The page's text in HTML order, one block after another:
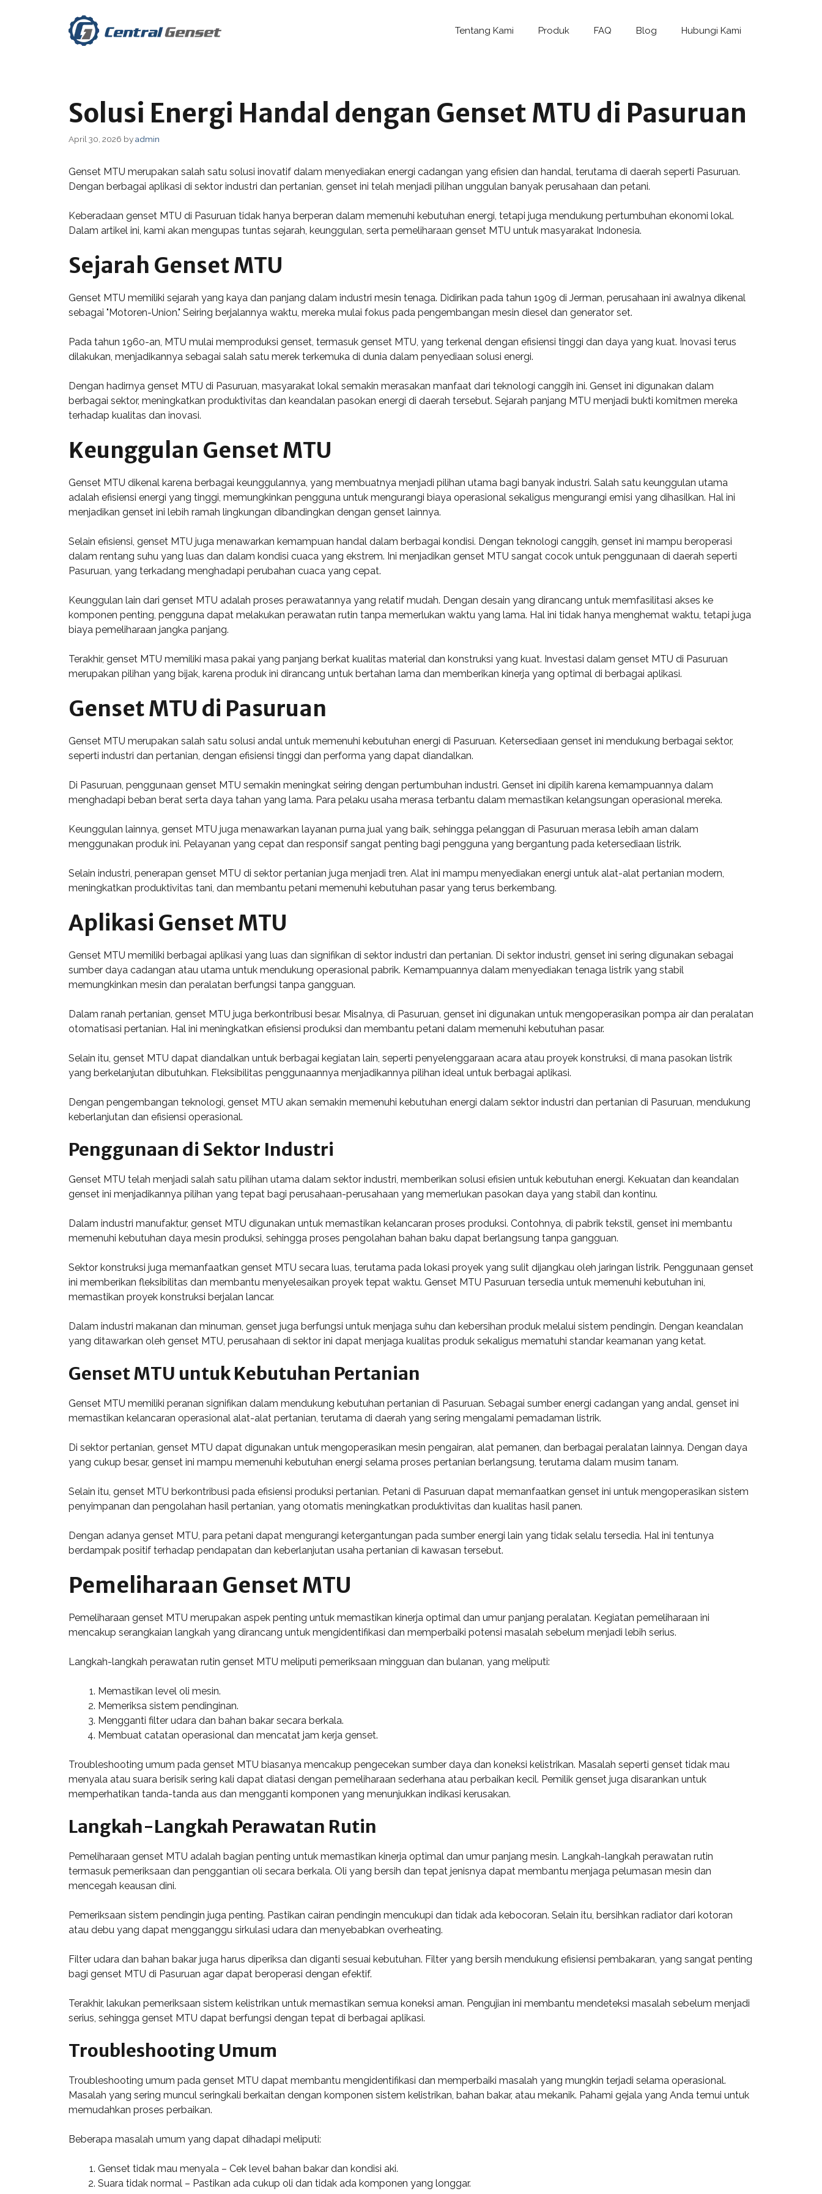
Tentang Kami Produk FAQ Blog Hubungi Kami
Solusi Energi Handal dengan Genset MTU di Pasuruan
April 30, 2026 byadmin
Genset MTU merupakan salah satu solusi inovatif dalam menyediakan energi cadangan yang efisien dan handal, terutama di daerah seperti Pasuruan.
Dengan berbagai aplikasi di sektor industri dan pertanian, genset ini telah menjadi pilihan unggulan banyak perusahaan dan petani.
Keberadaan genset MTU di Pasuruan tidak hanya berperan dalam memenuhi kebutuhan energi, tetapi juga mendukung pertumbuhan ekonomi lokal.
Dalam artikel ini, kami akan mengupas tuntas sejarah, keunggulan, serta pemeliharaan genset MTU untuk masyarakat Indonesia.
Sejarah Genset MTU
Genset MTU memiliki sejarah yang kaya dan panjang dalam industri mesin tenaga. Didirikan pada tahun 1909 di Jerman, perusahaan ini awalnya dikenal
sebagai "Motoren-Union." Seiring berjalannya waktu, mereka mulai fokus pada pengembangan mesin diesel dan generator set.
Pada tahun 1960-an, MTU mulai memproduksi genset, termasuk genset MTU, yang terkenal dengan efisiensi tinggi dan daya yang kuat. Inovasi terus
dilakukan, menjadikannya sebagai salah satu merek terkemuka di dunia dalam penyediaan solusi energi.
Dengan hadirnya genset MTU di Pasuruan, masyarakat lokal semakin merasakan manfaat dari teknologi canggih ini. Genset ini digunakan dalam
berbagai sektor, meningkatkan produktivitas dan keandalan pasokan energi di daerah tersebut. Sejarah panjang MTU menjadi bukti komitmen mereka
terhadap kualitas dan inovasi.
Keunggulan Genset MTU
Genset MTU dikenal karena berbagai keunggulannya, yang membuatnya menjadi pilihan utama bagi banyak industri. Salah satu keunggulan utama
adalah efisiensi energi yang tinggi, memungkinkan pengguna untuk mengurangi biaya operasional sekaligus mengurangi emisi yang dihasilkan. Hal ini
menjadikan genset ini lebih ramah lingkungan dibandingkan dengan genset lainnya.
Selain efisiensi, genset MTU juga menawarkan kemampuan handal dalam berbagai kondisi. Dengan teknologi canggih, genset ini mampu beroperasi
dalam rentang suhu yang luas dan dalam kondisi cuaca yang ekstrem. Ini menjadikan genset MTU sangat cocok untuk penggunaan di daerah seperti
Pasuruan, yang terkadang menghadapi perubahan cuaca yang cepat.
Keunggulan lain dari genset MTU adalah proses perawatannya yang relatif mudah. Dengan desain yang dirancang untuk memfasilitasi akses ke
komponen penting, pengguna dapat melakukan perawatan rutin tanpa memerlukan waktu yang lama. Hal ini tidak hanya menghemat waktu, tetapi juga
biaya pemeliharaan jangka panjang.
Terakhir, genset MTU memiliki masa pakai yang panjang berkat kualitas material dan konstruksi yang kuat. Investasi dalam genset MTU di Pasuruan
merupakan pilihan yang bijak, karena produk ini dirancang untuk bertahan lama dan memberikan kinerja yang optimal di berbagai aplikasi.
Genset MTU di Pasuruan
Genset MTU merupakan salah satu solusi andal untuk memenuhi kebutuhan energi di Pasuruan. Ketersediaan genset ini mendukung berbagai sektor,
seperti industri dan pertanian, dengan efisiensi tinggi dan performa yang dapat diandalkan.
Di Pasuruan, penggunaan genset MTU semakin meningkat seiring dengan pertumbuhan industri. Genset ini dipilih karena kemampuannya dalam
menghadapi beban berat serta daya tahan yang lama. Para pelaku usaha merasa terbantu dalam memastikan kelangsungan operasional mereka.
Keunggulan lainnya, genset MTU juga menawarkan layanan purna jual yang baik, sehingga pelanggan di Pasuruan merasa lebih aman dalam
menggunakan produk ini. Pelayanan yang cepat dan responsif sangat penting bagi pengguna yang bergantung pada ketersediaan listrik.
Selain industri, penerapan genset MTU di sektor pertanian juga menjadi tren. Alat ini mampu menyediakan energi untuk alat-alat pertanian modern,
meningkatkan produktivitas tani, dan membantu petani memenuhi kebutuhan pasar yang terus berkembang.
Aplikasi Genset MTU
Genset MTU memiliki berbagai aplikasi yang luas dan signifikan di sektor industri dan pertanian. Di sektor industri, genset ini sering digunakan sebagai
sumber daya cadangan atau utama untuk mendukung operasional pabrik. Kemampuannya dalam menyediakan tenaga listrik yang stabil
memungkinkan mesin dan peralatan berfungsi tanpa gangguan.
Dalam ranah pertanian, genset MTU juga berkontribusi besar. Misalnya, di Pasuruan, genset ini digunakan untuk mengoperasikan pompa air dan peralatan
otomatisasi pertanian. Hal ini meningkatkan efisiensi produksi dan membantu petani dalam memenuhi kebutuhan pasar.
Selain itu, genset MTU dapat diandalkan untuk berbagai kegiatan lain, seperti penyelenggaraan acara atau proyek konstruksi, di mana pasokan listrik
yang berkelanjutan dibutuhkan. Fleksibilitas penggunaannya menjadikannya pilihan ideal untuk berbagai aplikasi.
Dengan pengembangan teknologi, genset MTU akan semakin memenuhi kebutuhan energi dalam sektor industri dan pertanian di Pasuruan, mendukung
keberlanjutan dan efisiensi operasional.
Penggunaan di Sektor Industri
Genset MTU telah menjadi salah satu pilihan utama dalam sektor industri, memberikan solusi efisien untuk kebutuhan energi. Kekuatan dan keandalan
genset ini menjadikannya pilihan yang tepat bagi perusahaan-perusahaan yang memerlukan pasokan daya yang stabil dan kontinu.
Dalam industri manufaktur, genset MTU digunakan untuk memastikan kelancaran proses produksi. Contohnya, di pabrik tekstil, genset ini membantu
memenuhi kebutuhan daya mesin produksi, sehingga proses pengolahan bahan baku dapat berlangsung tanpa gangguan.
Sektor konstruksi juga memanfaatkan genset MTU secara luas, terutama pada lokasi proyek yang sulit dijangkau oleh jaringan listrik. Penggunaan genset
ini memberikan fleksibilitas dan membantu menyelesaikan proyek tepat waktu. Genset MTU Pasuruan tersedia untuk memenuhi kebutuhan ini,
memastikan proyek konstruksi berjalan lancar.
Dalam industri makanan dan minuman, genset juga berfungsi untuk menjaga suhu dan kebersihan produk melalui sistem pendingin. Dengan keandalan
yang ditawarkan oleh genset MTU, perusahaan di sektor ini dapat menjaga kualitas produk sekaligus mematuhi standar keamanan yang ketat.
Genset MTU untuk Kebutuhan Pertanian
Genset MTU memiliki peranan signifikan dalam mendukung kebutuhan pertanian di Pasuruan. Sebagai sumber energi cadangan yang andal, genset ini
memastikan kelancaran operasional alat-alat pertanian, terutama di daerah yang sering mengalami pemadaman listrik.
Di sektor pertanian, genset MTU dapat digunakan untuk mengoperasikan mesin pengairan, alat pemanen, dan berbagai peralatan lainnya. Dengan daya
yang cukup besar, genset ini mampu memenuhi kebutuhan energi selama proses pertanian berlangsung, terutama dalam musim tanam.
Selain itu, genset MTU berkontribusi pada efisiensi produksi pertanian. Petani di Pasuruan dapat memanfaatkan genset ini untuk mengoperasikan sistem
penyimpanan dan pengolahan hasil pertanian, yang otomatis meningkatkan produktivitas dan kualitas hasil panen.
Dengan adanya genset MTU, para petani dapat mengurangi ketergantungan pada sumber energi lain yang tidak selalu tersedia. Hal ini tentunya
berdampak positif terhadap pendapatan dan keberlanjutan usaha pertanian di kawasan tersebut.
Pemeliharaan Genset MTU
Pemeliharaan genset MTU merupakan aspek penting untuk memastikan kinerja optimal dan umur panjang peralatan. Kegiatan pemeliharaan ini
mencakup serangkaian langkah yang dirancang untuk mengidentifikasi dan memperbaiki potensi masalah sebelum menjadi lebih serius.
Langkah-langkah perawatan rutin genset MTU meliputi pemeriksaan mingguan dan bulanan, yang meliputi:
Memastikan level oli mesin.
Memeriksa sistem pendinginan.
Mengganti filter udara dan bahan bakar secara berkala.
Membuat catatan operasional dan mencatat jam kerja genset.
Troubleshooting umum pada genset MTU biasanya mencakup pengecekan sumber daya dan koneksi kelistrikan. Masalah seperti genset tidak mau
menyala atau suara berisik sering kali dapat diatasi dengan pemeliharaan sederhana atau perbaikan kecil. Pemilik genset juga disarankan untuk
memperhatikan tanda-tanda aus dan mengganti komponen yang menunjukkan indikasi kerusakan.
Langkah-Langkah Perawatan Rutin
Pemeliharaan genset MTU adalah bagian penting untuk memastikan kinerja optimal dan umur panjang mesin. Langkah-langkah perawatan rutin
termasuk pemeriksaan dan penggantian oli secara berkala. Oli yang bersih dan tepat jenisnya dapat membantu menjaga pelumasan mesin dan
mencegah keausan dini.
Pemeriksaan sistem pendingin juga penting. Pastikan cairan pendingin mencukupi dan tidak ada kebocoran. Selain itu, bersihkan radiator dari kotoran
atau debu yang dapat mengganggu sirkulasi udara dan menyebabkan overheating.
Filter udara dan bahan bakar juga harus diperiksa dan diganti sesuai kebutuhan. Filter yang bersih mendukung efisiensi pembakaran, yang sangat penting
bagi genset MTU di Pasuruan agar dapat beroperasi dengan efektif.
Terakhir, lakukan pemeriksaan sistem kelistrikan untuk memastikan semua koneksi aman. Pengujian ini membantu mendeteksi masalah sebelum menjadi
serius, sehingga genset MTU dapat berfungsi dengan tepat di berbagai aplikasi.
Troubleshooting Umum
Troubleshooting umum pada genset MTU dapat membantu mengidentifikasi dan memperbaiki masalah yang mungkin terjadi selama operasional.
Masalah yang sering muncul seringkali berkaitan dengan komponen sistem kelistrikan, bahan bakar, atau mekanik. Pahami gejala yang Anda temui untuk
memudahkan proses perbaikan.
Beberapa masalah umum yang dapat dihadapi meliputi:
Genset tidak mau menyala – Cek level bahan bakar dan kondisi aki.
Suara tidak normal – Pastikan ada cukup oli dan tidak ada komponen yang longgar.